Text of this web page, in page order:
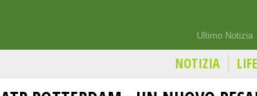
Ultimo Notizia
NOTIZIA